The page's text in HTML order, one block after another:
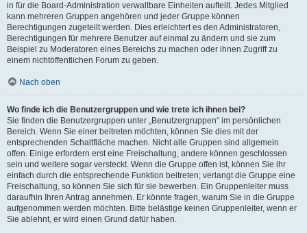
in für die Board-Administration verwaltbare Einheiten aufteilt. Jedes Mitglied
kann mehreren Gruppen angehören und jeder Gruppe können
Berechtigungen zugeteilt werden. Dies erleichtert es den Administratoren,
Berechtigungen für mehrere Benutzer auf einmal zu ändern und sie zum
Beispiel zu Moderatoren eines Bereichs zu machen oder ihnen Zugriff zu
einem nichtöffentlichen Forum zu geben.
Nach oben
Wo finde ich die Benutzergruppen und wie trete ich ihnen bei?
Sie finden die Benutzergruppen unter „Benutzergruppen“ im persönlichen
Bereich. Wenn Sie einer beitreten möchten, können Sie dies mit der
entsprechenden Schaltfläche machen. Nicht alle Gruppen sind allgemein
offen. Einige erfordern erst eine Freischaltung, andere können geschlossen
sein und weitere sogar versteckt. Wenn die Gruppe offen ist, können Sie ihr
einfach durch die entsprechende Funktion beitreten; verlangt die Gruppe eine
Freischaltung, so können Sie sich für sie bewerben. Ein Gruppenleiter muss
daraufhin Ihren Antrag annehmen. Er könnte fragen, warum Sie in die Gruppe
aufgenommen werden möchten. Bitte belästige keinen Gruppenleiter, wenn er
Sie ablehnt, er wird einen Grund dafür haben.